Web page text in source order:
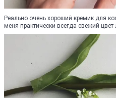
Реально очень хороший кремик для
меня практически всегда свежий цвет